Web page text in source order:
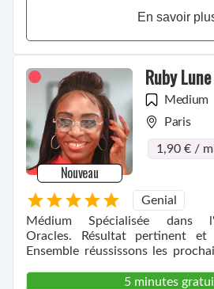
En savoir
Nouveau
Ruby Lune
Medium
Paris
1,90 € /
Genial
Médium Spécialisée dans
Oracles. Résultat pertinent et
Ensemble réussissons les
5 minutes